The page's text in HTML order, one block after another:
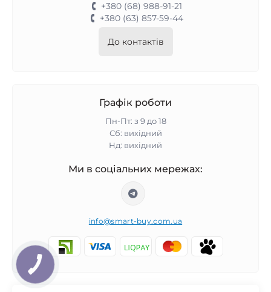
+380 (68) 988-91-21
+380 (63) 857-59-44
До контактів
Графік роботи
Пн-Пт: з 9 до 18
Сб: вихідний
Нд: вихідний
Ми в соціальних мережах:
info@smart-buy.com.ua